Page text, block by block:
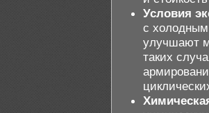
Условия
с
улучшают
таких